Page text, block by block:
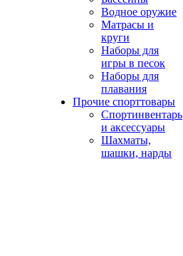
Водное оружие
Матрасы и
круги
Наборы для
игры в песок
Наборы для
плавания
Прочие спорттовары
Спортинвентарь
и аксессуары
Шахматы,
шашки, нарды